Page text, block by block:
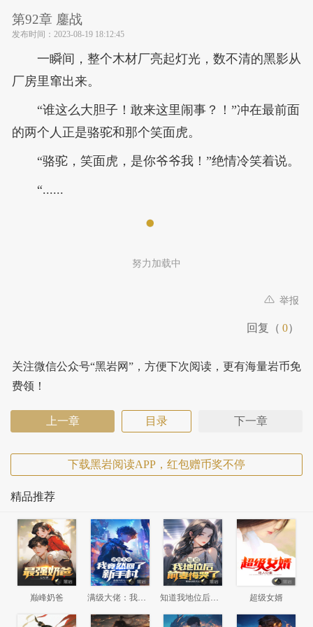
第92章 鏖战
发布时间： 2023-08-19 18:12:45
一瞬间，整个木材厂亮起灯光，数不清的黑影从
厂房里窜出来。
“谁这么大胆子！敢来这里闹事？！”冲在最前面
的两个人正是骆驼和那个笑面虎。
“骆驼，笑面虎，是你爷爷我！”绝情冷笑着说。
“......
努力加载中
举报
回复（ 0）
关注微信公众号“黑岩网”，方便下次阅读，更有海量岩币免
费领！
上一章 目录 下一章
下载黑岩阅读APP，红包赠币奖不停
精品推荐
巅峰奶爸 满级大佬：我竟然回了新手村 知道我地位后，前妻悔哭了 超级女婿